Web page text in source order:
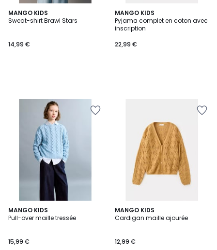
MANGO KIDS
Sweat-shirt Brawl Stars
14,99 €
MANGO KIDS
Pyjama complet en coton avec
inscription
22,99 €
MANGO KIDS
Pull-over maille tressée
15,99 €
MANGO KIDS
Cardigan maille ajourée
12,99 €